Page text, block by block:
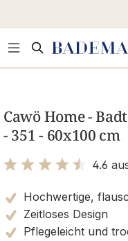
Cawö Home -
- 351 - 60x100 cm
4.6
Hochwertige,
Zeitloses Design
Pflegeleicht und